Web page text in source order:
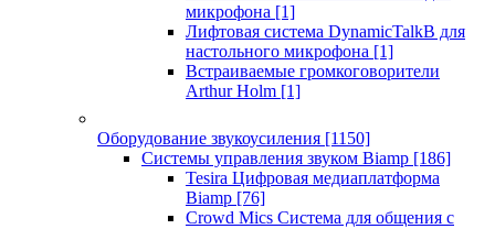
микрофона [1]
Лифтовая система DynamicTalkB для
настольного микрофона [1]
Встраиваемые громкоговорители
Arthur Holm [1]
Оборудование звукоусиления [1150]
Системы управления звуком Biamp [186]
Tesira Цифровая медиаплатформа
Biamp [76]
Crowd Mics Система для общения с